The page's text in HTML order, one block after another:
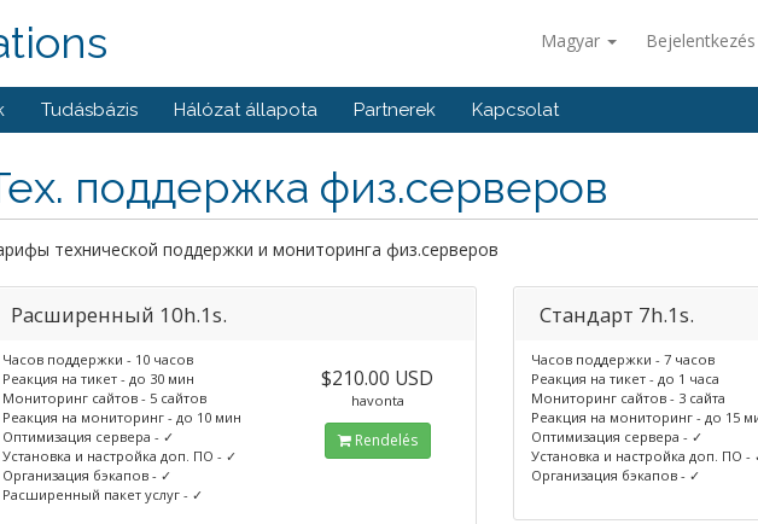
Magyar Bejelentkezés
Tudásbázis Hálózat állapota Partnerek Kapcsolat
поддержка физ.серверов
технической поддержки и мониторинга физ.серверов
Расширенный 10h.1s.
Часов поддержки - 10 часов
Реакция на тикет - до 30 мин
Мониторинг сайтов - 5 сайтов
Реакция на мониторинг - до 10 мин
Оптимизация сервера - ✓
Установка и настройка доп. ПО - ✓
Организация бэкапов - ✓
Расширенный пакет услуг - ✓
$210.00 USD
havonta
Rendelés
Стандарт 7h.1s.
Часов поддержки - 7 часов
Реакция на тикет - до 1 часа
Мониторинг сайтов - 3 сайта
Реакция на мониторинг - до 15
Оптимизация сервера - ✓
Установка и настройка доп. ПО -
Организация бэкапов - ✓